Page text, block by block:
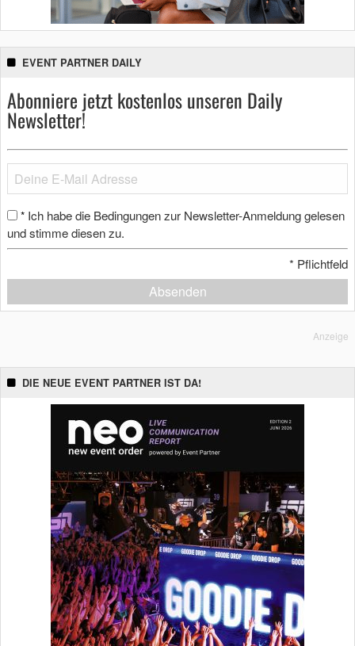
EVENT PARTNER DAILY
Abonniere jetzt kostenlos unseren Daily
Newsletter!
* Ich habe die Bedingungen zur Newsletter-Anmeldung gelesen
und stimme diesen zu.
* Pflichtfeld
Absenden
Anzeige
DIE NEUE EVENT PARTNER IST DA!